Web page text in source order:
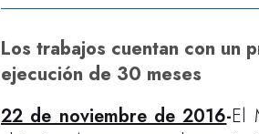
Los trabajos cuentan con un
ejecución de 30 meses
22 de noviembre de 2016-El